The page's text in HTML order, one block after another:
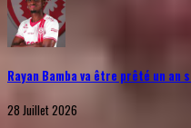
Rayan Bamba va être prêté un an
28 Juillet 2026